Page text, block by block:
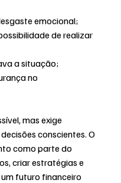
emocional;
de realizar
a situação;
no
mas exige
conscientes. O
como parte do
criar estratégias e
futuro financeiro